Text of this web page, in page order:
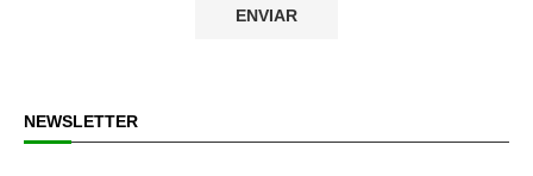
NEWSLETTER